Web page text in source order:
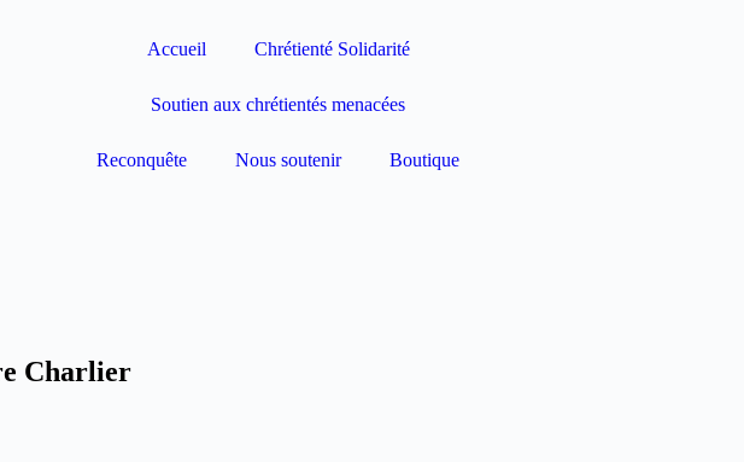
Accueil Chrétienté Solidarité
Soutien aux chrétientés menacées
Reconquête Nous soutenir Boutique
Charlier